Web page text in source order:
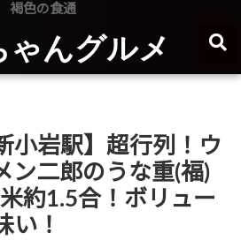
褐色の食通
んグルメ
小岩駅】超行列！ウ
ン二郎のうな重(福)
約1.5合！ボリュー
い！